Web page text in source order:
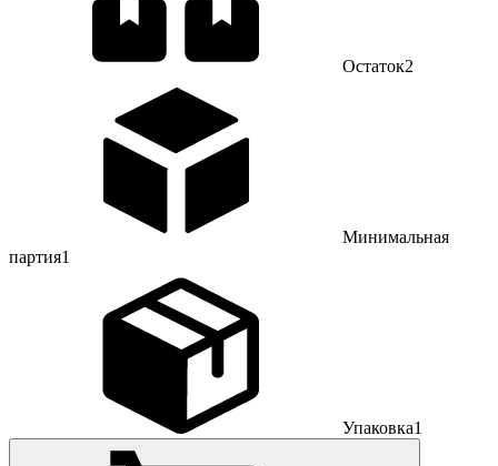
Остаток2
Минимальная
партия1
Упаковка1